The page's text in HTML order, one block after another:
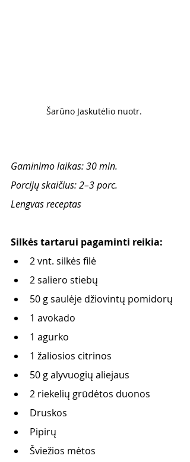
Šarūno Jaskutėlio nuotr.
Gaminimo laikas: 30 min.
Porcijų skaičius: 2–3 porc.
Lengvas receptas
Silkės tartarui pagaminti reikia:
2 vnt. silkės filė
2 saliero stiebų
50 g saulėje džiovintų pomidorų
1 avokado
1 agurko
1 žaliosios citrinos
50 g alyvuogių aliejaus
2 riekelių grūdėtos duonos
Druskos
Pipirų
Šviežios mėtos